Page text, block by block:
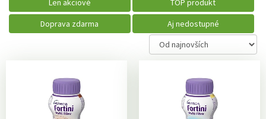
Len akciové
TOP produkt
Doprava zdarma
Aj nedostupné